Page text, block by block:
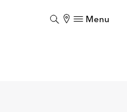
Menu